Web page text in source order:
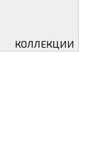
КОЛЛЕКЦИИ